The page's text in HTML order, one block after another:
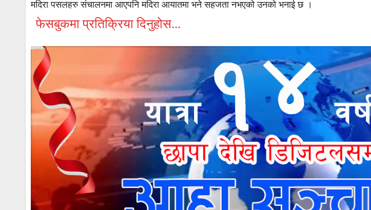
मदिरा पसलहरु संचालनमा आएपनि मदिरा आयातमा भने सहजता नभएको उनको भनाई छ ।
फेसबुकमा प्रतिक्रिया दिनुहोस...